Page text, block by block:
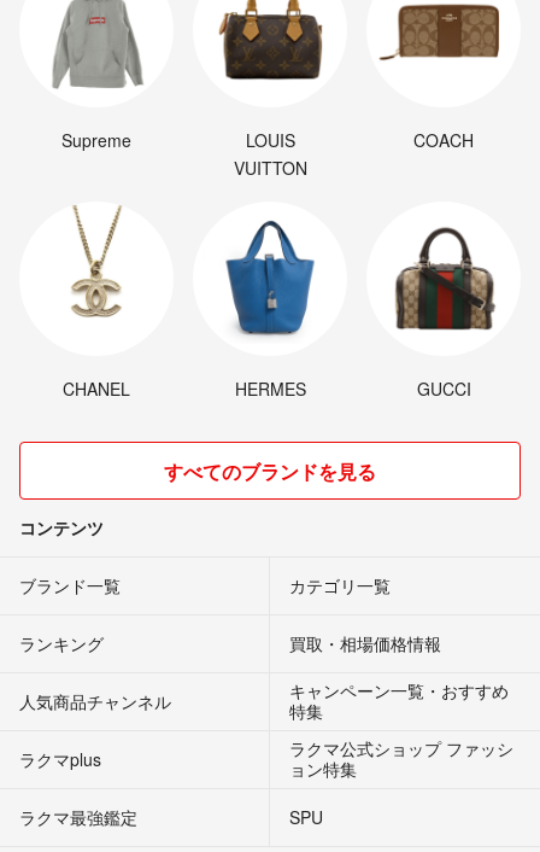
Supreme
LOUIS
VUITTON
COACH
CHANEL HERMES GUCCI
すべてのブランドを見る
コンテンツ
ブランド一覧 カテゴリ一覧
ランキング 買取・相場価格情報
人気商品チャンネル
キャンペーン一覧・おすすめ
特集
ラクマplus
ラクマ公式ショップ ファッシ
ョン特集
ラクマ最強鑑定
SPU